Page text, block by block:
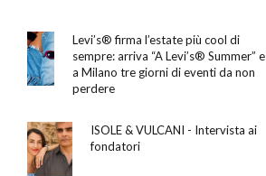
Levi’s® firma l’estate più cool di
sempre: arriva “A Levi’s® Summer” e
a Milano tre giorni di eventi da non
perdere
ISOLE & VULCANI - Intervista ai
fondatori